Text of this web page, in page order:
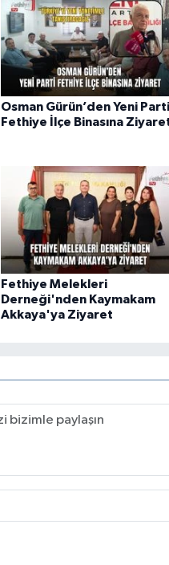
Osman Gürün’den Yeni Parti
Fethiye İlçe Binasına
Fethiye Melekleri
Derneği'nden Kaymakam
Akkaya'ya Ziyaret